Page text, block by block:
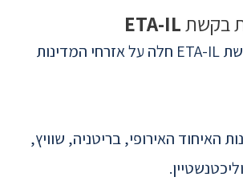
בקשתETA-IL
החובה להגיש בקשת ETA-IL חלה על אזרחי המדינות
האיחוד האירופי, בריטניה, שוויץ,